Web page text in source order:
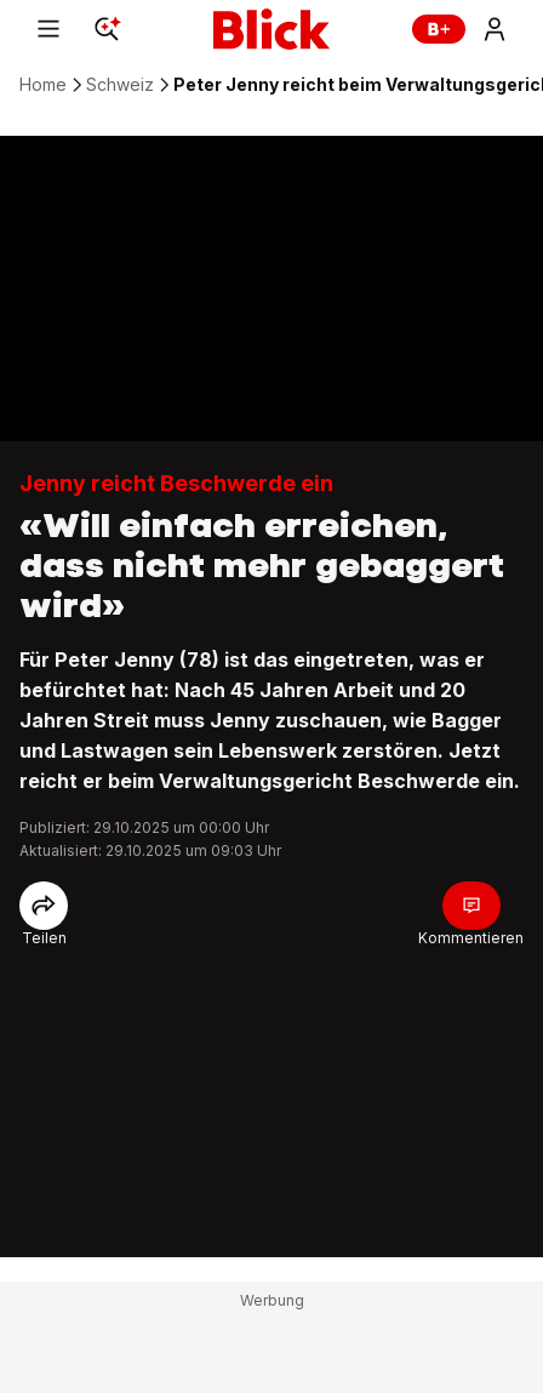
Home Schweiz Peter Jenny reicht beim
Jenny reicht Beschwerde ein
«Will einfach erreichen,
dass nicht mehr gebaggert
wird»
Für Peter Jenny (78) ist das eingetreten, was er
befürchtet hat: Nach 45 Jahren Arbeit und 20
Jahren Streit muss Jenny zuschauen, wie Bagger
und Lastwagen sein Lebenswerk zerstören. Jetzt
reicht er beim Verwaltungsgericht Beschwerde ein.
Publiziert: 29.10.2025 um 00:00 Uhr
Aktualisiert: 29.10.2025 um 09:03 Uhr
Teilen Kommentieren